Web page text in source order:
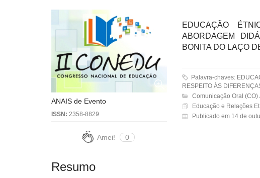
ANAIS de Evento
ISSN: 2358-8829
Amei! 0
EDUCAÇÃO
ABORDAGEM
BONITA DO LAÇO
Palavra-chaves:
RESPEITO ÀS
Comunicação Oral
Educação e Relações
Publicado em 14 de
Resumo